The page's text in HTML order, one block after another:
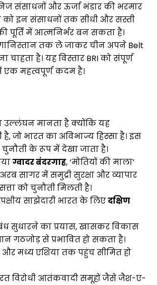
संसाधनों और ऊर्जा भंडार की भरमार
को इन संसाधनों तक सीधी और सस्ती
में आत्मनिर्भर बन सकता है।
तक ले जाकर चीन अपने Belt
है। यह विस्तार BRI को संपूर्ण
महत्वपूर्ण कदम है।
उल्लंघन मानता है क्योंकि यह
जो भारत का अविभाज्य हिस्सा है। इस
के रूप में देखा जाता है।
ग्वादर बंदरगाह, ‘मोतियों की माला’
सागर में समुद्री सुरक्षा और व्यापार
को चुनौती मिलती है।
साझेदारी भारत के लिएदक्षिण
सुधारने का प्रयास, खासकर विकास
गठजोड़ से प्रभावित हो सकता है।
मध्य एशिया तक पहुंच सीमित हो
विरोधी आतंकवादी समूहों जैसे जैश-ए-